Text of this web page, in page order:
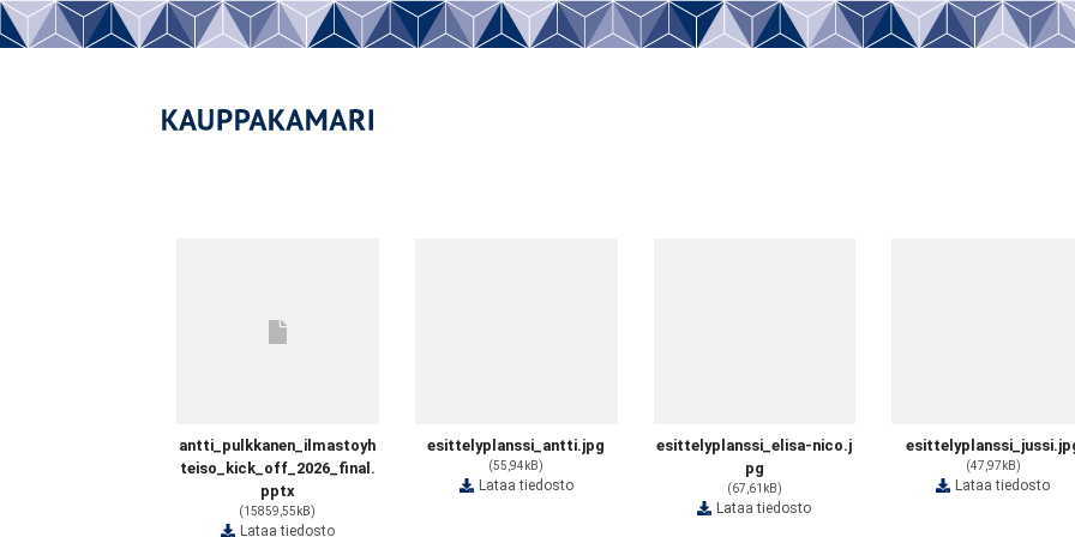
antti_pulkkanen_ilmastoyh
teiso_kick_off_2026_final.
pptx
(15859,55kB)
Lataa tiedosto
esittelyplanssi_antti.jpg
(55,94kB)
Lataa tiedosto
esittelyplanssi_elisa-nico.j
pg
(67,61kB)
Lataa tiedosto
(47,97kB)
Lataa tiedosto